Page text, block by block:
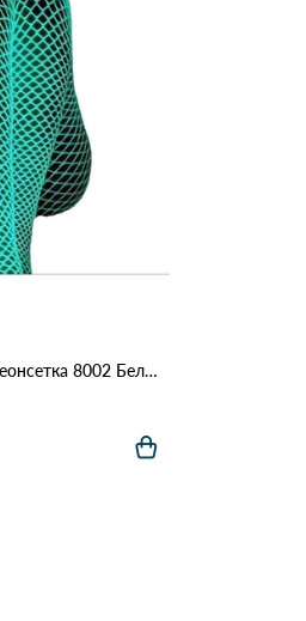
Колготы белые неонсетка 8002 Белый